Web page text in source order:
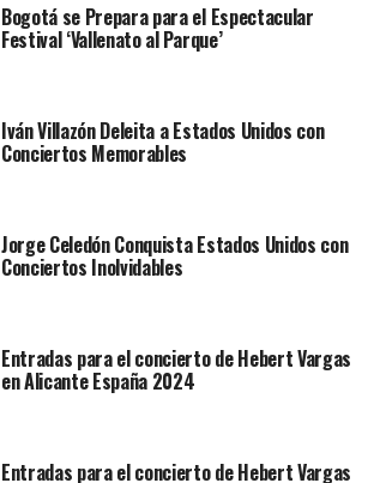
Bogotá se Prepara para el Espectacular
Festival ‘Vallenato al Parque’
Iván Villazón Deleita a Estados Unidos con
Conciertos Memorables
Jorge Celedón Conquista Estados Unidos con
Conciertos Inolvidables
Entradas para el concierto de Hebert Vargas
en Alicante España 2024
Entradas para el concierto de Hebert Vargas